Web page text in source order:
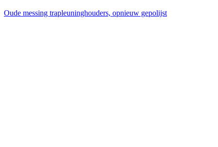
Oude messing trapleuninghouders, opnieuw gepolijst